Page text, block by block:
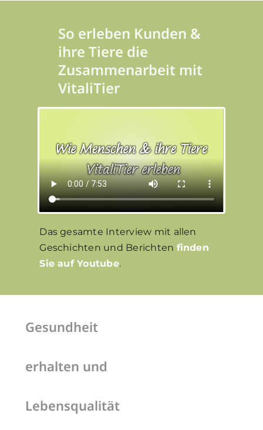
So erleben Kunden &
ihre Tiere die
Zusammenarbeit mit
VitaliTier
Das gesamte Interview mit allen
Geschichten und Berichten finden
Sie auf Youtube.
Gesundheit
erhalten und
Lebensqualität